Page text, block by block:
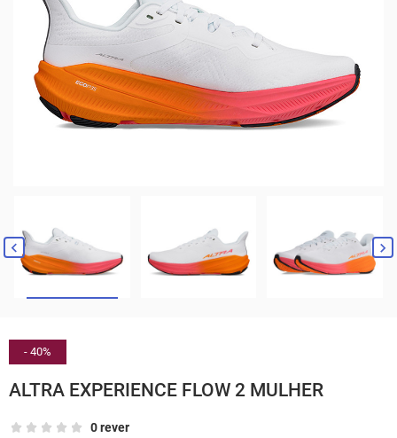
 
- 40%
ALTRA EXPERIENCE FLOW 2 MULHER
0 rever